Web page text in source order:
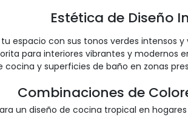
Estética de Diseño
espacio con sus tonos verdes
para interiores vibrantes y modernos
cocina y superficies de baño en zonas
Combinaciones de
un diseño de cocina tropical en hogares